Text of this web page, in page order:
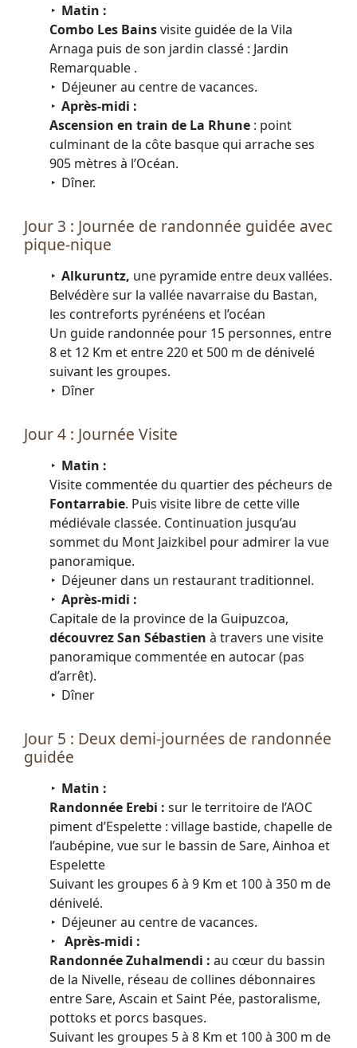
Matin :
Combo Les Bainsvisite guidée de la Vila
Arnaga puis de son jardin classé : Jardin
Remarquable .
Déjeuner au centre de vacances.
Après-midi :
Ascension en train de La Rhune : point
culminant de la côte basque qui arrache ses
905 mètres à l’Océan.
Dîner.
Jour 3 : Journée de randonnée guidée avec
pique-nique
Alkuruntz, une pyramide entre deux vallées.
Belvédère sur la vallée navarraise du Bastan,
les contreforts pyrénéens et l’océan
Un guide randonnée pour 15 personnes, entre
8 et 12 Km et entre 220 et 500 m de dénivelé
suivant les groupes.
Dîner
Jour 4 : Journée Visite
Matin :
Visite commentée du quartier des pécheurs de
Fontarrabie. Puis visite libre de cette ville
médiévale classée. Continuation jusqu’au
sommet du Mont Jaizkibel pour admirer la vue
panoramique.
Déjeuner dans un restaurant traditionnel.
Après-midi :
Capitale de la province de la Guipuzcoa,
découvrez San Sébastien à travers une visite
panoramique commentée en autocar (pas
d’arrêt).
Dîner
Jour 5 : Deux demi-journées de randonnée
guidée
Matin :
Randonnée Erebi : sur le territoire de l’AOC
piment d’Espelette : village bastide, chapelle de
l’aubépine, vue sur le bassin de Sare, Ainhoa et
Espelette
Suivant les groupes 6 à 9 Km et 100 à 350 m de
dénivelé.
Déjeuner au centre de vacances.
Après-midi :
Randonnée Zuhalmendi : au cœur du bassin
de la Nivelle, réseau de collines débonnaires
entre Sare, Ascain et Saint Pée, pastoralisme,
pottoks et porcs basques.
Suivant les groupes 5 à 8 Km et 100 à 300 m de